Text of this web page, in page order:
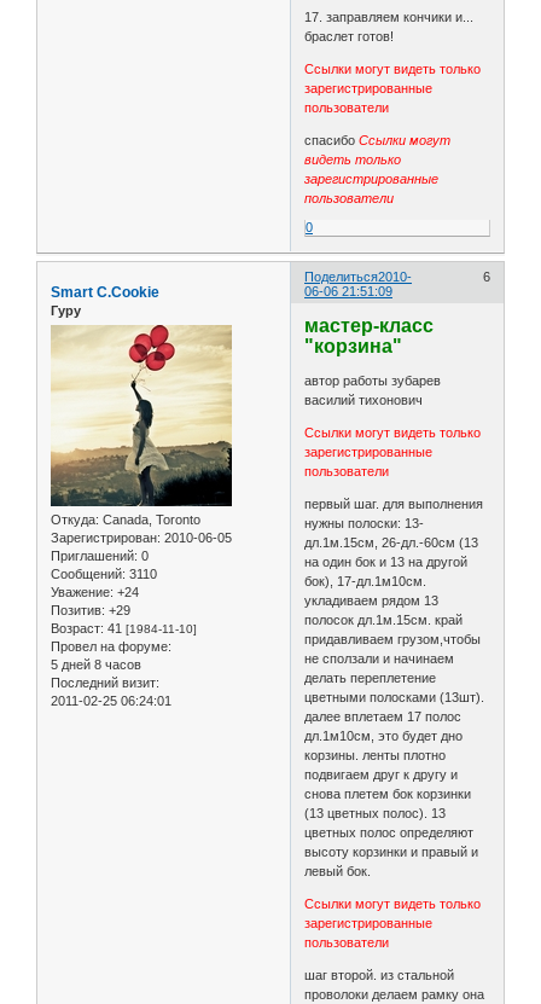
17. заправляем кончики и...
браслет готов!
Ссылки могут видеть только
зарегистрированные
пользователи
спасибоСсылки могут
видеть только
зарегистрированные
пользователи
0
Поделиться 6
2010-
06-06 21:51:09
Smart C.Cookie
Гуру
Откуда: Canada, Toronto
Зарегистрирован: 2010-06-05
Приглашений: 0
Сообщений: 3110
Уважение: +24
Позитив: +29
Возраст: 41 [1984-11-10]
Провел на форуме:
5 дней 8 часов
Последний визит:
2011-02-25 06:24:01
мастер-класс
"корзина"
автор работы зубарев
василий тихонович
Ссылки могут видеть только
зарегистрированные
пользователи
первый шаг. для выполнения
нужны полоски: 13-
дл.1м.15см, 26-дл.-60см (13
на один бок и 13 на другой
бок), 17-дл.1м10см.
укладиваем рядом 13
полосок дл.1м.15см. край
придавливаем грузом,чтобы
не сползали и начинаем
делать переплетение
цветными полосками (13шт).
далее вплетаем 17 полос
дл.1м10см, это будет дно
корзины. ленты плотно
подвигаем друг к другу и
снова плетем бок корзинки
(13 цветных полос). 13
цветных полос определяют
высоту корзинки и правый и
левый бок.
Ссылки могут видеть только
зарегистрированные
пользователи
шаг второй. из стальной
проволоки делаем рамку она